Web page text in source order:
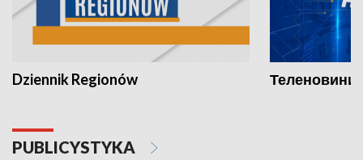
Dziennik Regionów Теленовини
PUBLICYSTYKA